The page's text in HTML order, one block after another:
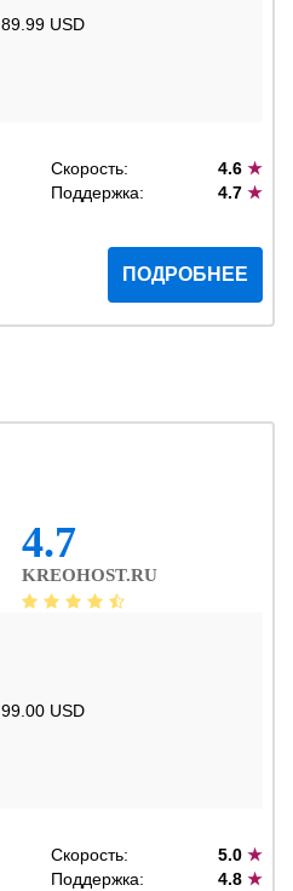
89.99 USD
Скорость: 4.6 ★
Поддержка: 4.7 ★
ПОДРОБНЕЕ
4.7
KREOHOST.RU
99.00 USD
Скорость: 5.0 ★
Поддержка: 4.8 ★